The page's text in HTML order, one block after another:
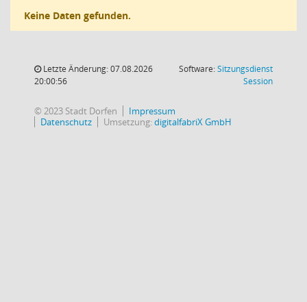
Keine Daten gefunden.
Letzte Änderung: 07.08.2026
20:00:56
Software:Sitzungsdienst
Session(Wird in
© 2023 Stadt Dorfen
Impressum
Datenschutz
Umsetzung:digitalfabriX GmbH